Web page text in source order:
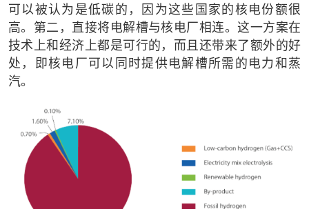
可以被认为是低碳的，因为这些国家的核电份额很
高。第二，直接将电解槽与核电厂相连。这一方案在
技术上和经济上都是可行的，而且还带来了额外的好
处，即核电厂可以同时提供电解槽所需的电力和蒸
汽。